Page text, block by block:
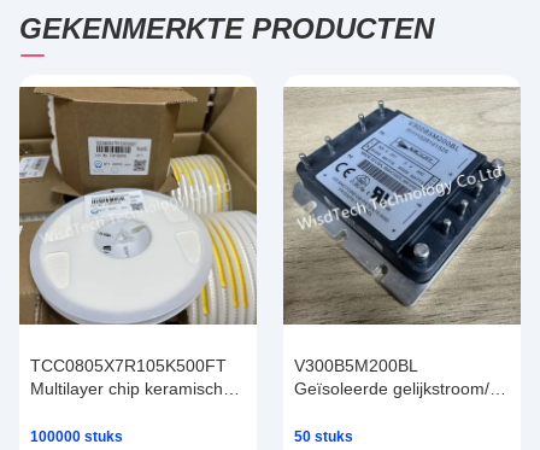
GEKENMERKTE PRODUCTEN
TCC0805X7R105K500FT
Multilayer chip keramische
X7R 105 50V SMD
100000 stuks
V300B5M200BL
Geïsoleerde gelijkstroom/
door gaten watts- 200 Vin
50 stuks